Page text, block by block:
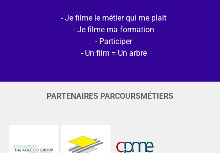
Je filme le métier qui me plait
Je filme ma formation
Participer
Un film = Un arbre
PARTENAIRES PARCOURSMÉTIERS